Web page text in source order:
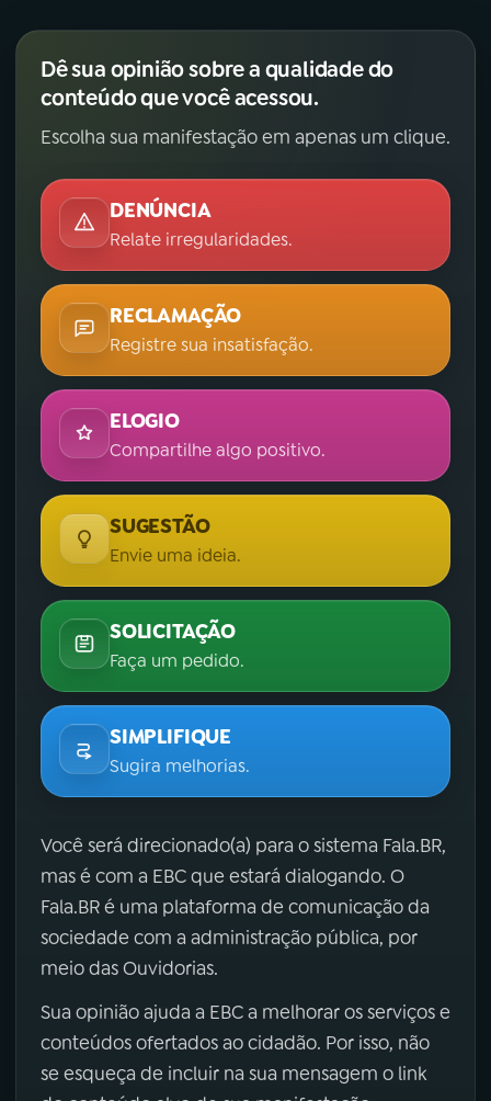
Dê sua opinião sobre a qualidade do
conteúdo que você acessou.
Escolha sua manifestação em apenas um clique.
DENÚNCIA
Relate irregularidades.
RECLAMAÇÃO
Registre sua insatisfação.
ELOGIO
Compartilhe algo positivo.
SUGESTÃO
Envie uma ideia.
SOLICITAÇÃO
Faça um pedido.
SIMPLIFIQUE
Sugira melhorias.
Você será direcionado(a) para o sistema Fala.BR,
mas é com a EBC que estará dialogando. O
Fala.BR é uma plataforma de comunicação da
sociedade com a administração pública, por
meio das Ouvidorias.
Sua opinião ajuda a EBC a melhorar os serviços e
conteúdos ofertados ao cidadão. Por isso, não
se esqueça de incluir na sua mensagem o link